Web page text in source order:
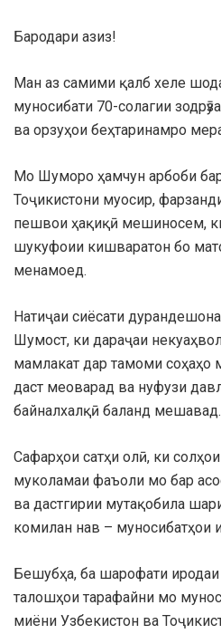
Бародари азиз!
Ман аз самими қалб хеле
муносибати 70-солагии
ва орзуҳои беҳтаринамро
Мо Шуморо ҳамчун арбоби
Тоҷикистони муосир,
пешвои ҳақиқӣ мешиносем,
шукуфоии кишваратон бо
менамоед.
Натиҷаи сиёсати
Шумост, ки дараҷаи
мамлакат дар тамоми соҳаҳо
даст меоварад ва нуфузи
байналхалқӣ баланд мешавад.
Сафарҳои сатҳи олӣ, ки
муколамаи фаъоли мо бар
ва дастгирии мутақобила
комилан нав – муносибатҳои
Бешубҳа, ба шарофати иродаи
талошҳои тарафайни мо
миёни Узбекистон ва